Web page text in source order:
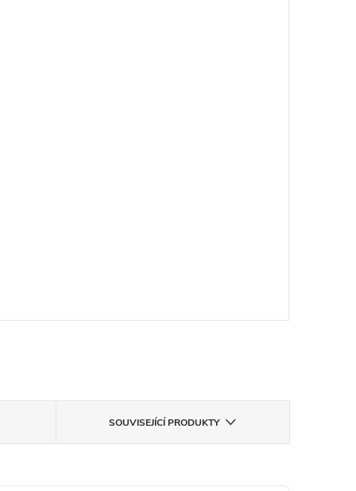
SOUVISEJÍCÍ PRODUKTY